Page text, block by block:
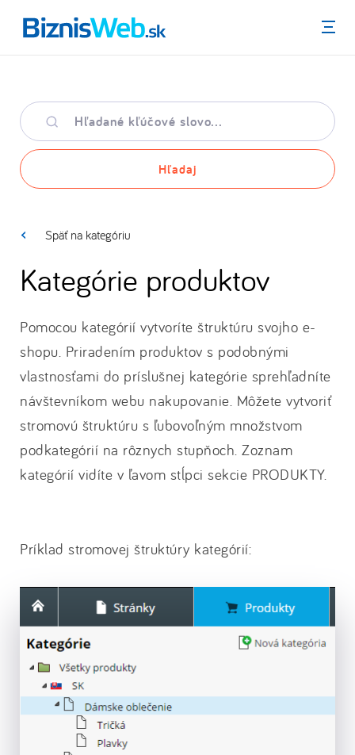
Menu
Hľadané
kľúčové
slovo
Hľadaj
Späť na kategóriu
Kategórie produktov
Pomocou kategórií vytvoríte štruktúru svojho e-
shopu. Priradením produktov s podobnými
vlastnosťami do príslušnej kategórie sprehľadníte
návštevníkom webu nakupovanie. Môžete vytvoriť
stromovú štruktúru s ľubovoľným množstvom
podkategórií na rôznych stupňoch. Zoznam
kategórií vidíte v ľavom stĺpci sekcie PRODUKTY.
Príklad stromovej štruktúry kategórií: